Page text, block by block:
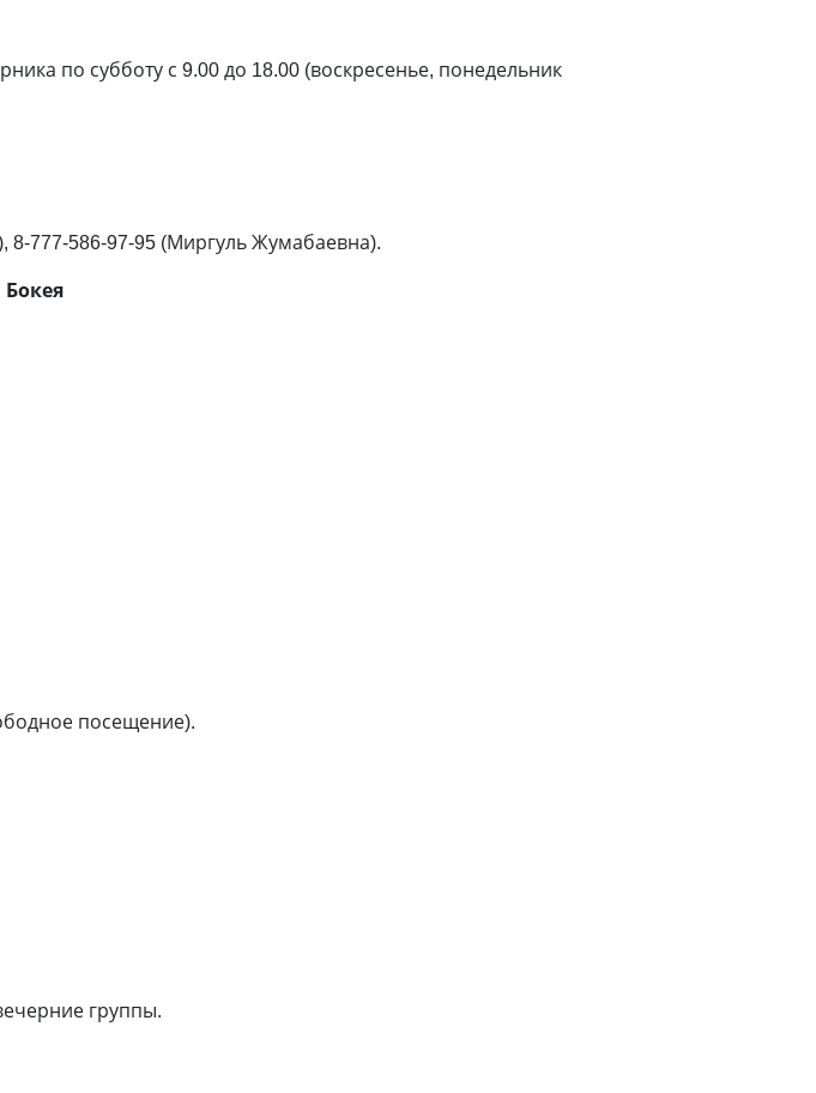
по субботу с 9.00 до 18.00 (воскресенье, понедельник
8-777-586-97-95 (Миргуль Жумабаевна).
посещение).
группы.